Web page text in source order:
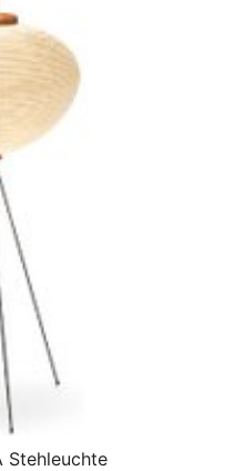
Stehleuchte